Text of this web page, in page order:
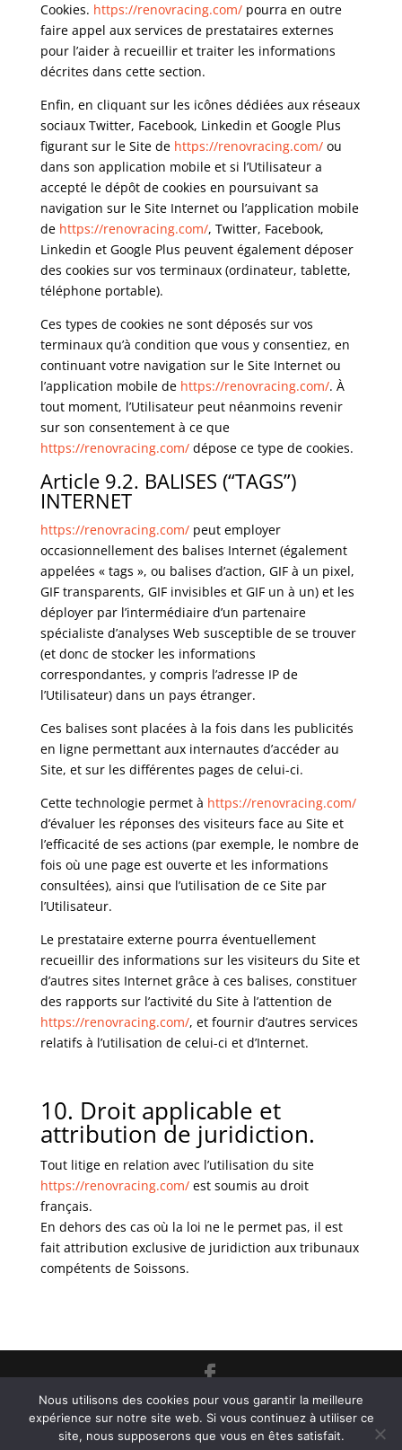
Cookies. https://renovracing.com/pourra en outre
faire appel aux services de prestataires externes
pour l’aider à recueillir et traiter les informations
décrites dans cette section.
Enfin, en cliquant sur les icônes dédiées aux réseaux
sociaux Twitter, Facebook, Linkedin et Google Plus
figurant sur le Site de https://renovracing.com/ou
dans son application mobile et si l’Utilisateur a
accepté le dépôt de cookies en poursuivant sa
navigation sur le Site Internet ou l’application mobile
de https://renovracing.com/, Twitter, Facebook,
Linkedin et Google Plus peuvent également déposer
des cookies sur vos terminaux (ordinateur, tablette,
téléphone portable).
Ces types de cookies ne sont déposés sur vos
terminaux qu’à condition que vous y consentiez, en
continuant votre navigation sur le Site Internet ou
l’application mobile de https://renovracing.com/. À
tout moment, l’Utilisateur peut néanmoins revenir
sur son consentement à ce que
https://renovracing.com/dépose ce type de cookies.
Article 9.2. BALISES (“TAGS”)
INTERNET
https://renovracing.com/peut employer
occasionnellement des balises Internet (également
appelées « tags », ou balises d’action, GIF à un pixel,
GIF transparents, GIF invisibles et GIF un à un) et les
déployer par l’intermédiaire d’un partenaire
spécialiste d’analyses Web susceptible de se trouver
(et donc de stocker les informations
correspondantes, y compris l’adresse IP de
l’Utilisateur) dans un pays étranger.
Ces balises sont placées à la fois dans les publicités
en ligne permettant aux internautes d’accéder au
Site, et sur les différentes pages de celui-ci.
Cette technologie permet à https://renovracing.com/
d’évaluer les réponses des visiteurs face au Site et
l’efficacité de ses actions (par exemple, le nombre de
fois où une page est ouverte et les informations
consultées), ainsi que l’utilisation de ce Site par
l’Utilisateur.
Le prestataire externe pourra éventuellement
recueillir des informations sur les visiteurs du Site et
d’autres sites Internet grâce à ces balises, constituer
des rapports sur l’activité du Site à l’attention de
https://renovracing.com/, et fournir d’autres services
relatifs à l’utilisation de celui-ci et d’Internet.
10. Droit applicable et
attribution de juridiction.
Tout litige en relation avec l’utilisation du site
https://renovracing.com/est soumis au droit
français.
En dehors des cas où la loi ne le permet pas, il est
fait attribution exclusive de juridiction aux tribunaux
compétents de Soissons.
2020 - Renov Racing à Chaudun (02) - Restauration
de véhicules anciens et spécialiste des 2CV - SIRET
808 783 245 00018 – Hébergement : OVH -Mentions
Nous utilisons des cookies pour vous garantir la meilleure
expérience sur notre site web. Si vous continuez à utiliser ce
site, nous supposerons que vous en êtes satisfait.